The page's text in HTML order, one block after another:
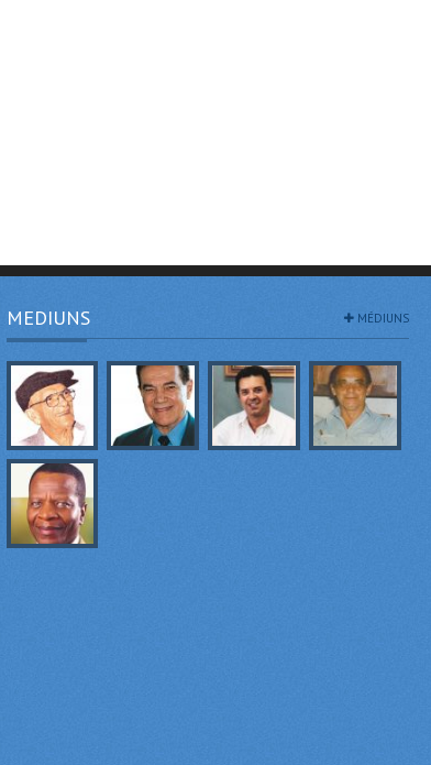
MEDIUNS MÉDIUNS